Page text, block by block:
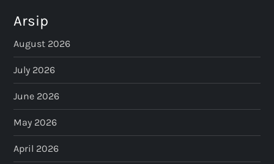
Arsip
August 2026
July 2026
June 2026
May 2026
April 2026